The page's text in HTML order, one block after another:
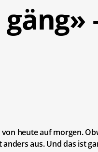
heute auf morgen.
aus. Und das ist